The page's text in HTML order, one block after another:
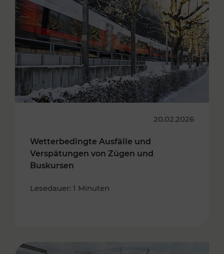
20.02.2026
Wetterbedingte Ausfälle und
Verspätungen von Zügen und
Buskursen
Lesedauer: 1 Minuten